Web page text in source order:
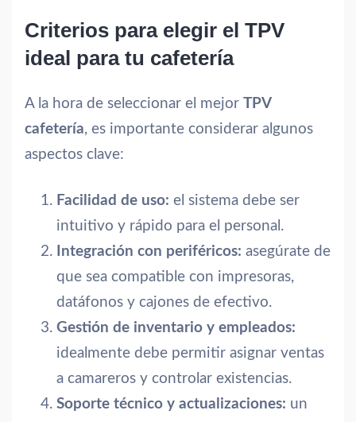
Criterios para elegir el TPV
ideal para tu cafetería
A la hora de seleccionar el mejor
TPV
cafetería, es importante considerar algunos
aspectos clave:
Facilidad de uso: el sistema debe ser
intuitivo y rápido para el personal.
Integración con periféricos: asegúrate de
que sea compatible con impresoras,
datáfonos y cajones de efectivo.
Gestión de inventario y empleados:
idealmente debe permitir asignar ventas
a camareros y controlar existencias.
Soporte técnico y actualizaciones: un